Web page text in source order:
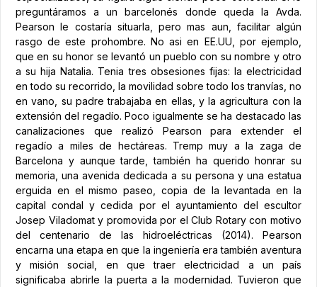
preguntáramos a un barcelonés donde queda la Avda.
Pearson le costaría situarla, pero mas aun, facilitar algún
rasgo de este prohombre. No asi en EE.UU, por ejemplo,
que en su honor se levantó un pueblo con su nombre y otro
a su hija Natalia. Tenia tres obsesiones fijas: la electricidad
en todo su recorrido, la movilidad sobre todo los tranvías, no
en vano, su padre trabajaba en ellas, y la agricultura con la
extensión del regadío. Poco igualmente se ha destacado las
canalizaciones que realizó Pearson para extender el
regadío a miles de hectáreas. Tremp muy a la zaga de
Barcelona y aunque tarde, también ha querido honrar su
memoria, una avenida dedicada a su persona y una estatua
erguida en el mismo paseo, copia de la levantada en la
capital condal y cedida por el ayuntamiento del escultor
Josep Viladomat y promovida por el Club Rotary con motivo
del centenario de las hidroeléctricas (2014). Pearson
encarna una etapa en que la ingeniería era también aventura
y misión social, en que traer electricidad a un país
significaba abrirle la puerta a la modernidad. Tuvieron que